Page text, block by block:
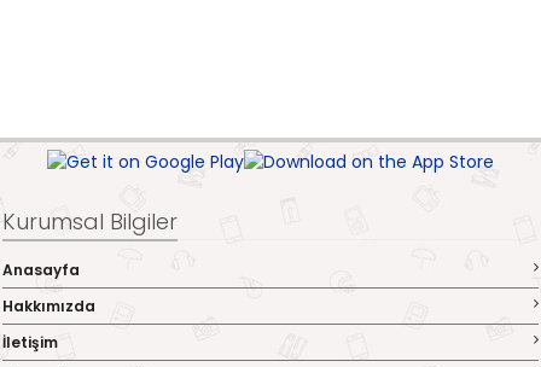
Kurumsal Bilgiler
Anasayfa
Hakkımızda
İletişim